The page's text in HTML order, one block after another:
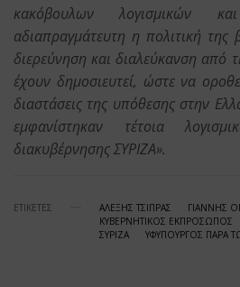
κακόβουλων λογισμικών
αδιαπραγμάτευτη η πολιτική
διερεύνηση και διαλεύκανση από
έχουν δημοσιευτεί, ώστε να
διαστάσεις της υπόθεσης στην
εμφανίστηκαν τέτοια
διακυβέρνησης ΣΥΡΙΖΑ».
ΕΤΙΚΕΤΕΣ ΑΛΕΞΗΣ ΤΣΙΠΡΑΣ ΓΙΑΝΝΗΣ
ΚΥΒΕΡΝΗΤΙΚΟΣ ΕΚΠΡΟΣΩΠΟΣ
ΣΥΡΙΖΑ
ΥΦΥΠΟΥΡΓΟΣ ΠΑΡΑ